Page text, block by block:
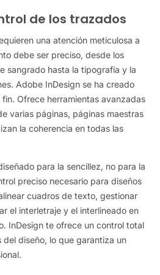
de los trazados
una atención meticulosa a
debe ser preciso, desde los
sangrado hasta la tipografía y la
Adobe InDesign se ha creado
Ofrece herramientas avanzadas
varias páginas, páginas maestras
la coherencia en todas las
para la sencillez, no para la
preciso necesario para diseños
cuadros de texto, gestionar
el interletraje y el interlineado en
InDesign te ofrece un control total
diseño, lo que garantiza un